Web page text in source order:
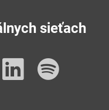
sieťach
Instagram